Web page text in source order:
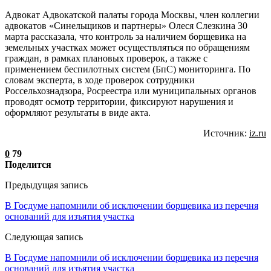
Адвокат Адвокатской палаты города Москвы, член коллегии
адвокатов «Синельщиков и партнеры» Олеся Слезкина 30
марта рассказала, что контроль за наличием борщевика на
земельных участках может осуществляться по обращениям
граждан, в рамках плановых проверок, а также с
применением беспилотных систем (БпС) мониторинга. По
словам эксперта, в ходе проверок сотрудники
Россельхознадзора, Росреестра или муниципальных органов
проводят осмотр территории, фиксируют нарушения и
оформляют результаты в виде акта.
Источник: iz.ru
0 79
Поделится
Предыдущая запись
В Госдуме напомнили об исключении борщевика из перечня
оснований для изъятия участка
Следующая запись
В Госдуме напомнили об исключении борщевика из перечня
оснований для изъятия участка